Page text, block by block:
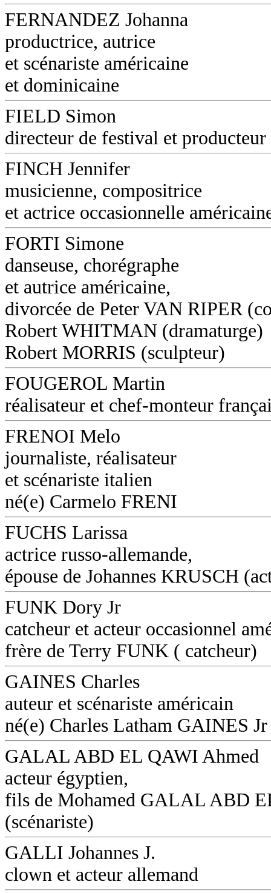
FERNANDEZ Johanna
productrice, autrice
et scénariste américaine
et dominicaine
FIELD Simon
directeur de festival et
FINCH Jennifer
musicienne, compositrice
et actrice occasionnelle
FORTI Simone
danseuse, chorégraphe
et autrice américaine,
divorcée de Peter VAN RIPER
Robert WHITMAN (dramaturge)
Robert MORRIS (sculpteur)
FOUGEROL Martin
réalisateur et chef-monteur
FRENOI Melo
journaliste, réalisateur
et scénariste italien
né(e) Carmelo FRENI
FUCHS Larissa
actrice russo-allemande,
épouse de Johannes KRUSCH
FUNK Dory Jr
catcheur et acteur occasionnel
frère de Terry FUNK ( catcheur)
GAINES Charles
auteur et scénariste américain
né(e) Charles Latham GAINES Jr
GALAL ABD EL QAWI Ahmed
acteur égyptien,
fils de Mohamed GALAL ABD
(scénariste)
GALLI Johannes J.
clown et acteur allemand